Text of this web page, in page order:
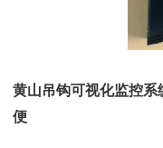
黄山吊钩可视化监控
便